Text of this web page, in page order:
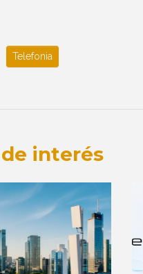
Telefonia
interés